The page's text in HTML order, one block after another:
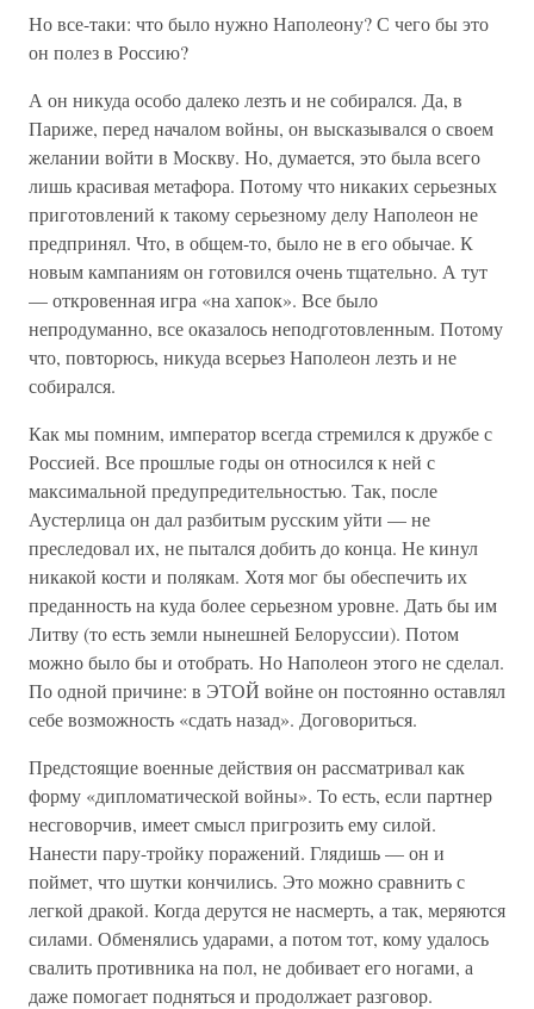
Но все-таки: что было нужно Наполеону? С чего бы это
он полез в Россию?
А он никуда особо далеко лезть и не собирался. Да, в
Париже, перед началом войны, он высказывался о своем
желании войти в Москву. Но, думается, это была всего
лишь красивая метафора. Потому что никаких серьезных
приготовлений к такому серьезному делу Наполеон не
предпринял. Что, в общем-то, было не в его обычае. К
новым кампаниям он готовился очень тщательно. А тут
— откровенная игра «на хапок». Все было
непродуманно, все оказалось неподготовленным. Потому
что, повторюсь, никуда всерьез Наполеон лезть и не
собирался.
Как мы помним, император всегда стремился к дружбе с
Россией. Все прошлые годы он относился к ней с
максимальной предупредительностью. Так, после
Аустерлица он дал разбитым русским уйти — не
преследовал их, не пытался добить до конца. Не кинул
никакой кости и полякам. Хотя мог бы обеспечить их
преданность на куда более серьезном уровне. Дать бы им
Литву (то есть земли нынешней Белоруссии). Потом
можно было бы и отобрать. Но Наполеон этого не сделал.
По одной причине: в ЭТОЙ войне он постоянно оставлял
себе возможность «сдать назад». Договориться.
Предстоящие военные действия он рассматривал как
форму «дипломатической войны». То есть, если партнер
несговорчив, имеет смысл пригрозить ему силой.
Нанести пару-тройку поражений. Глядишь — он и
поймет, что шутки кончились. Это можно сравнить с
легкой дракой. Когда дерутся не насмерть, а так, меряются
силами. Обменялись ударами, а потом тот, кому удалось
свалить противника на пол, не добивает его ногами, а
даже помогает подняться и продолжает разговор.